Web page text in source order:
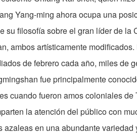
Yang-ming ahora ocupa una
su filosofía sobre el gran líder de la
ambos artísticamente
de febrero cada año, miles de
fue principalmente
cuando fueron amos coloniales de
la atención del público con
en una abundante variedad